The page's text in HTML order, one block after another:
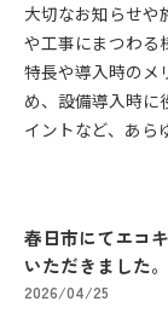
大切なお知らせや
や工事にまつわる
特長や導入時のメ
め、設備導入時に
イントなど、あら
春日市にてエコ
いただきました。
2026/04/25